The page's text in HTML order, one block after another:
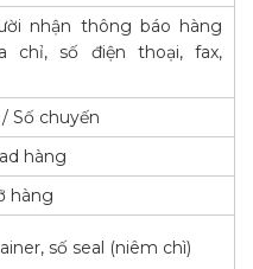
nhận thông báo hàng
chỉ, số điện thoại, fax,
Số chuyến
hàng
hàng
số seal (niêm chì)